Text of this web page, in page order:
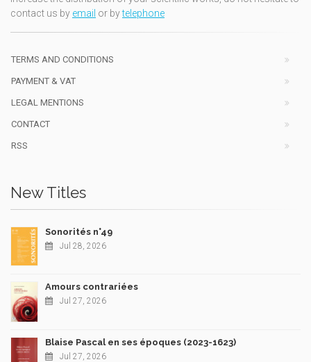
contact us by email or bytelephone
TERMS AND CONDITIONS
PAYMENT & VAT
LEGAL MENTIONS
CONTACT
RSS
New Titles
Sonorités n°49
Jul 28, 2026
Amours contrariées
Jul 27, 2026
Blaise Pascal en ses époques (2023-1623)
Jul 27, 2026